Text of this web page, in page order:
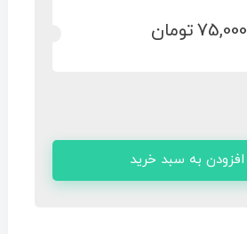
75,000تومان
افزودن به سبد خرید